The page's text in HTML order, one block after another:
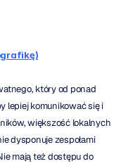
który od ponad
lepiej komunikować się i
większość lokalnych
dysponuje zespołami
mają też dostępu do